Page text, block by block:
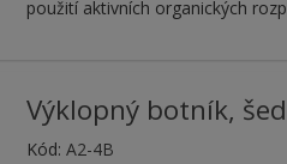
použití aktivních organických
Výklopný botník,
Kód:A2-4B